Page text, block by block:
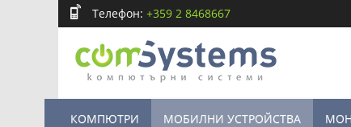
Телефон: +359 2 8468667
КОМПЮТРИ МОБИЛНИ УСТРОЙСТВА